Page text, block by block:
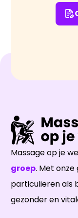
Massage op je
groep. Met
particulieren als
gezonder en